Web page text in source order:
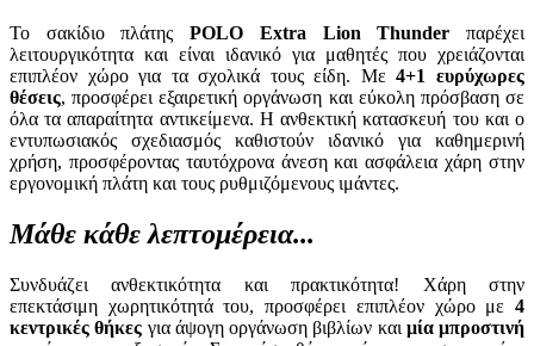
Το σακίδιο πλάτηςPOLO Extra Lion Thunderπαρέχει
λειτουργικότητα και είναι ιδανικό για μαθητές που χρειάζονται
επιπλέον χώρο για τα σχολικά τους είδη. Με 4+1 ευρύχωρες
θέσεις, προσφέρει εξαιρετική οργάνωση και εύκολη πρόσβαση σε
όλα τα απαραίτητα αντικείμενα. Η ανθεκτική κατασκευή του και ο
εντυπωσιακός σχεδιασμός καθιστούν ιδανικό για καθημερινή
χρήση, προσφέροντας ταυτόχρονα άνεση και ασφάλεια χάρη στην
εργονομική πλάτη και τους ρυθμιζόμενους ιμάντες.
Μάθε κάθε λεπτομέρεια...
Συνδυάζει ανθεκτικότητα και πρακτικότητα! Χάρη στην
επεκτάσιμη χωρητικότητά του, προσφέρει επιπλέον χώρο με 4
κεντρικές θήκες για άψογη οργάνωση βιβλίων και μία μπροστινή